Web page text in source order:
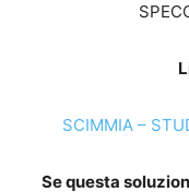
SCIMMIA –
Se questa